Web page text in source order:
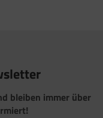
bleiben immer über